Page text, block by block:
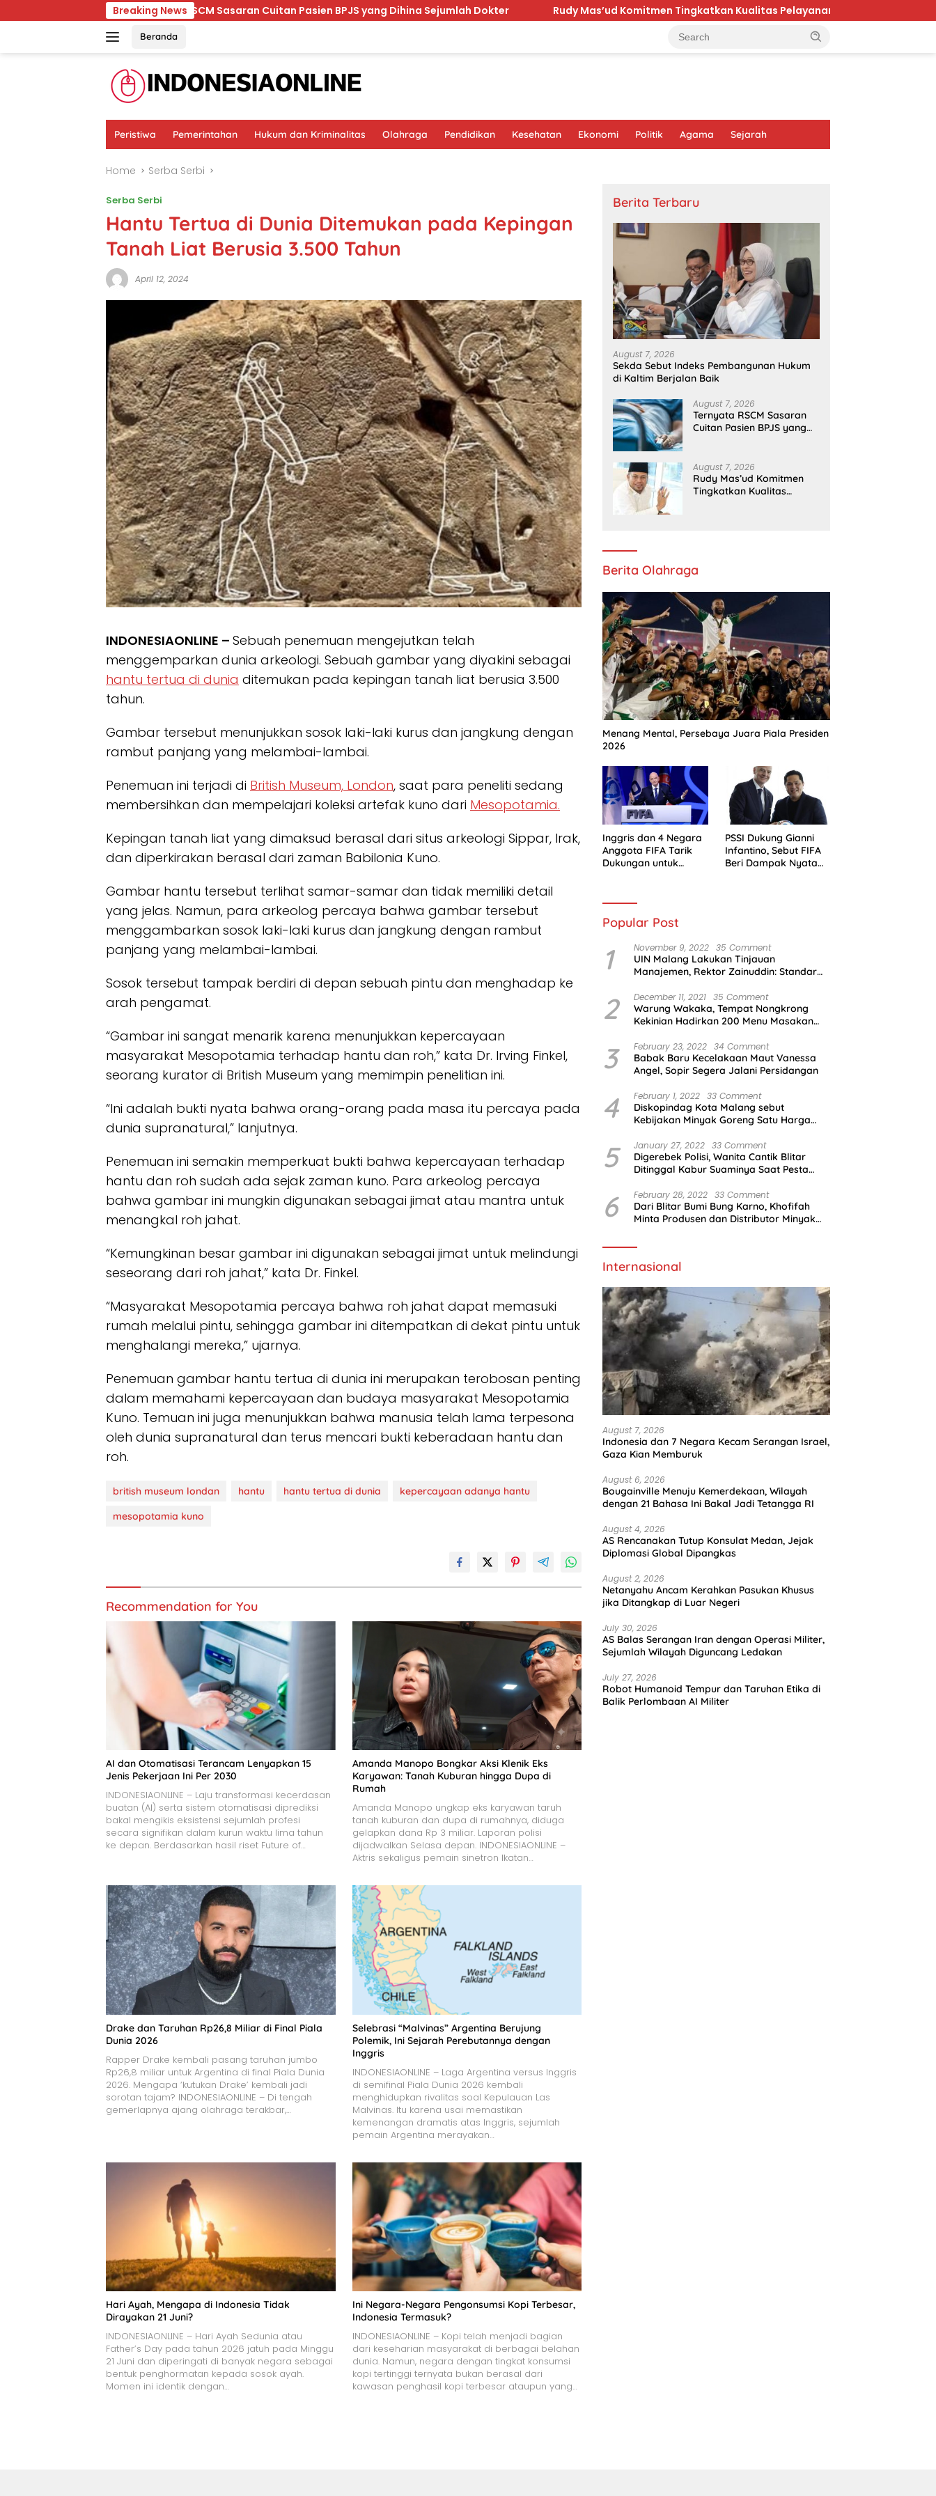
to
Breaking News
Ternyata RSCM Sasaran Cuitan Pasien BPJS yang Dihina Sejumlah Dokter Rudy Mas’ud Komitmen Tingkatkan Kualitas Pelayanan Publik di Kaltim
Beranda
Peristiwa Pemerintahan Hukum dan Kriminalitas Olahraga Pendidikan Kesehatan Ekonomi Politik Agama Sejarah
Home Serba Serbi
Serba Serbi
Hantu Tertua di Dunia Ditemukan pada Kepingan
Tanah Liat Berusia 3.500 Tahun
April 12, 2024
INDONESIAONLINE – Sebuah penemuan mengejutkan telah
menggemparkan dunia arkeologi. Sebuah gambar yang diyakini sebagai
hantu tertua di dunia ditemukan pada kepingan tanah liat berusia 3.500
tahun.
Gambar tersebut menunjukkan sosok laki-laki kurus dan jangkung dengan
rambut panjang yang melambai-lambai.
Penemuan ini terjadi di British Museum, London, saat para peneliti sedang
membersihkan dan mempelajari koleksi artefak kuno dari Mesopotamia.
Kepingan tanah liat yang dimaksud berasal dari situs arkeologi Sippar, Irak,
dan diperkirakan berasal dari zaman Babilonia Kuno.
Gambar hantu tersebut terlihat samar-samar dan tidak memiliki detail
yang jelas. Namun, para arkeolog percaya bahwa gambar tersebut
menggambarkan sosok laki-laki kurus dan jangkung dengan rambut
panjang yang melambai-lambai.
Sosok tersebut tampak berdiri di depan sebuah pintu dan menghadap ke
arah pengamat.
“Gambar ini sangat menarik karena menunjukkan kepercayaan
masyarakat Mesopotamia terhadap hantu dan roh,” kata Dr. Irving Finkel,
seorang kurator di British Museum yang memimpin penelitian ini.
“Ini adalah bukti nyata bahwa orang-orang pada masa itu percaya pada
dunia supranatural,” lanjutnya.
Penemuan ini semakin memperkuat bukti bahwa kepercayaan terhadap
hantu dan roh sudah ada sejak zaman kuno. Para arkeolog percaya
bahwa gambar ini mungkin digunakan sebagai jimat atau mantra untuk
menangkal roh jahat.
“Kemungkinan besar gambar ini digunakan sebagai jimat untuk melindungi
seseorang dari roh jahat,” kata Dr. Finkel.
“Masyarakat Mesopotamia percaya bahwa roh jahat dapat memasuki
rumah melalui pintu, sehingga gambar ini ditempatkan di dekat pintu untuk
menghalangi mereka,” ujarnya.
Penemuan gambar hantu tertua di dunia ini merupakan terobosan penting
dalam memahami kepercayaan dan budaya masyarakat Mesopotamia
Kuno. Temuan ini juga menunjukkan bahwa manusia telah lama terpesona
oleh dunia supranatural dan terus mencari bukti keberadaan hantu dan
roh.
british museum londan hantu hantu tertua di dunia
kepercayaan adanya hantu
mesopotamia kuno
Recommendation for You
AI dan Otomatisasi Terancam Lenyapkan 15
Jenis Pekerjaan Ini Per 2030
INDONESIAONLINE – Laju transformasi kecerdasan
buatan (AI) serta sistem otomatisasi diprediksi
bakal mengikis eksistensi sejumlah profesi
secara signifikan dalam kurun waktu lima tahun
ke depan. Berdasarkan hasil riset Future of…
Amanda Manopo Bongkar Aksi Klenik Eks
Karyawan: Tanah Kuburan hingga Dupa di
Rumah
Amanda Manopo ungkap eks karyawan taruh
tanah kuburan dan dupa di rumahnya, diduga
gelapkan dana Rp 3 miliar. Laporan polisi
dijadwalkan Selasa depan. INDONESIAONLINE –
Aktris sekaligus pemain sinetron Ikatan…
Drake dan Taruhan Rp26,8 Miliar di Final Piala
Dunia 2026
Rapper Drake kembali pasang taruhan jumbo
Rp26,8 miliar untuk Argentina di final Piala Dunia
2026. Mengapa ‘kutukan Drake’ kembali jadi
sorotan tajam? INDONESIAONLINE – Di tengah
gemerlapnya ajang olahraga terakbar,…
Selebrasi “Malvinas” Argentina Berujung
Polemik, Ini Sejarah Perebutannya dengan
Inggris
INDONESIAONLINE – Laga Argentina versus Inggris
di semifinal Piala Dunia 2026 kembali
menghidupkan rivalitas soal Kepulauan Las
Malvinas. Itu karena usai memastikan
kemenangan dramatis atas Inggris, sejumlah
pemain Argentina merayakan…
Hari Ayah, Mengapa di Indonesia Tidak
Dirayakan 21 Juni?
INDONESIAONLINE – Hari Ayah Sedunia atau
Father’s Day pada tahun 2026 jatuh pada Minggu
21 Juni dan diperingati di banyak negara sebagai
bentuk penghormatan kepada sosok ayah.
Momen ini identik dengan…
Ini Negara-Negara Pengonsumsi Kopi Terbesar,
Indonesia Termasuk?
INDONESIAONLINE – Kopi telah menjadi bagian
dari keseharian masyarakat di berbagai belahan
dunia. Namun, negara dengan tingkat konsumsi
kopi tertinggi ternyata bukan berasal dari
kawasan penghasil kopi terbesar ataupun yang…
Berita Terbaru
August 7, 2026
Sekda Sebut Indeks Pembangunan Hukum
di Kaltim Berjalan Baik
August 7, 2026
Ternyata RSCM Sasaran
Cuitan Pasien BPJS yang
August 7, 2026
Rudy Mas’ud Komitmen
Tingkatkan Kualitas
Berita Olahraga
Menang Mental, Persebaya Juara Piala Presiden
2026
Inggris dan 4 Negara
Anggota FIFA Tarik
Dukungan untuk
PSSI Dukung Gianni
Infantino, Sebut FIFA
Beri Dampak Nyata
Popular Post
1 November 9, 2022 35 Comment
UIN Malang Lakukan Tinjauan
Manajemen, Rektor Zainuddin: Standar
2 December 11, 2021 35 Comment
Warung Wakaka, Tempat Nongkrong
Kekinian Hadirkan 200 Menu Masakan
3 February 23, 2022 34 Comment
Babak Baru Kecelakaan Maut Vanessa
Angel, Sopir Segera Jalani Persidangan
4 February 1, 2022 33 Comment
Diskopindag Kota Malang sebut
Kebijakan Minyak Goreng Satu Harga
5 January 27, 2022 33 Comment
Digerebek Polisi, Wanita Cantik Blitar
Ditinggal Kabur Suaminya Saat Pesta
6 February 28, 2022 33 Comment
Dari Blitar Bumi Bung Karno, Khofifah
Minta Produsen dan Distributor Minyak
Internasional
August 7, 2026
Indonesia dan 7 Negara Kecam Serangan Israel,
Gaza Kian Memburuk
August 6, 2026
Bougainville Menuju Kemerdekaan, Wilayah
dengan 21 Bahasa Ini Bakal Jadi Tetangga RI
August 4, 2026
AS Rencanakan Tutup Konsulat Medan, Jejak
Diplomasi Global Dipangkas
August 2, 2026
Netanyahu Ancam Kerahkan Pasukan Khusus
jika Ditangkap di Luar Negeri
July 30, 2026
AS Balas Serangan Iran dengan Operasi Militer,
Sejumlah Wilayah Diguncang Ledakan
July 27, 2026
Robot Humanoid Tempur dan Taruhan Etika di
Balik Perlombaan AI Militer